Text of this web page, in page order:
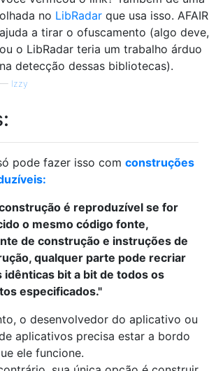
olhada no LibRadar que usa isso. AFAIR
ajuda a tirar o ofuscamento (algo deve,
ou o LibRadar teria um trabalho árduo
na detecção dessas bibliotecas).
— Izzy
pode fazer isso com construções
é reproduzível se for
o mesmo código fonte,
de construção e instruções de
qualquer parte pode recriar
idênticas bit a bit de todos os
especificados."
o desenvolvedor do aplicativo ou
aplicativos precisa estar a bordo
ele funcione.